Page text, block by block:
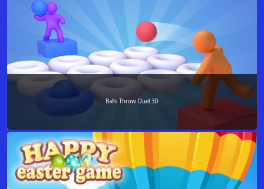
Balls Throw Duel 3D